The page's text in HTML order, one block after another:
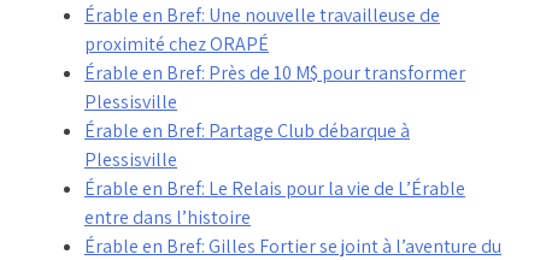
Érable en Bref: Une nouvelle travailleuse de
proximité chez ORAPÉ
Érable en Bref: Près de 10 M$ pour transformer
Plessisville
Érable en Bref: Partage Club débarque à
Plessisville
Érable en Bref: Le Relais pour la vie de L’Érable
entre dans l’histoire
Érable en Bref: Gilles Fortier se joint à l’aventure du